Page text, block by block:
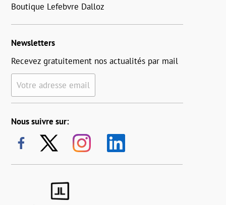
Boutique Lefebvre Dalloz
Newsletters
Recevez gratuitement nos actualités par mail
Votre adresse email
Nous suivre sur: